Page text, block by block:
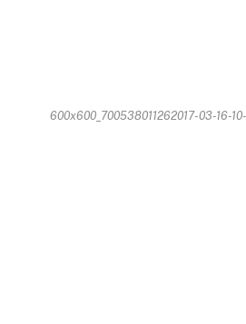
600x600_700538011262017-03-16-